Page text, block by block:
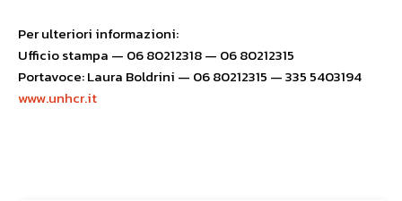
Per ulteriori informazioni:
Ufficio stampa — 06 80212318 — 06 80212315
Portavoce: Laura Boldrini — 06 80212315 — 335 5403194
www.unhcr.it